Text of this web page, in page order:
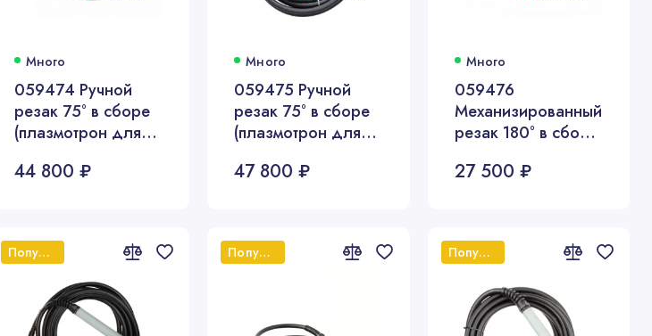
Много
059474 Ручной
резак 75° в сборе
(плазмотрон для
длина 15,2 метра
44 800 ₽
Много
059475 Ручной
резак 75° в сборе
(плазмотрон для
длина 22,8 метра
47 800 ₽
Много
059476
Механизированный
резак 180° в сборе
PMX65/85/105),
27 500 ₽
Популярный Популярный Популярный